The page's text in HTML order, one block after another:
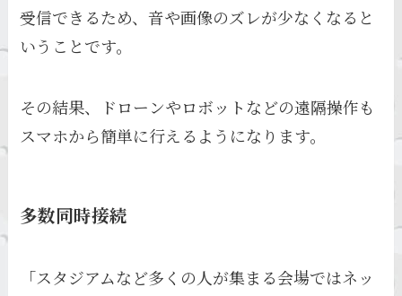
受信できるため、音や画像のズレが少なくなると
いうことです。
その結果、ドローンやロボットなどの遠隔操作も
スマホから簡単に行えるようになります。
多数同時接続
「スタジアムなど多くの人が集まる会場ではネッ